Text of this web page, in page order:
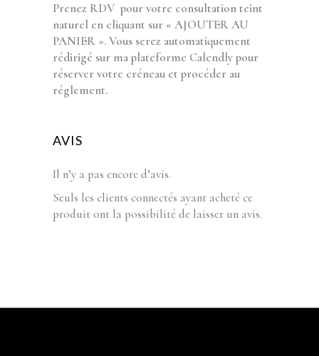
Prenez RDV pour votre consultation teint
naturel en cliquant sur « AJOUTER AU
PANIER ». Vous serez automatiquement
rédirigé sur ma plateforme Calendly pour
réserver votre créneau et procéder au
réglement.
AVIS
Il n’y a pas encore d’avis.
Seuls les clients connectés ayant acheté ce
produit ont la possibilité de laisser un avis.